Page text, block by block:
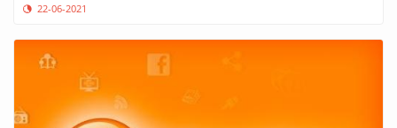
22-06-2021